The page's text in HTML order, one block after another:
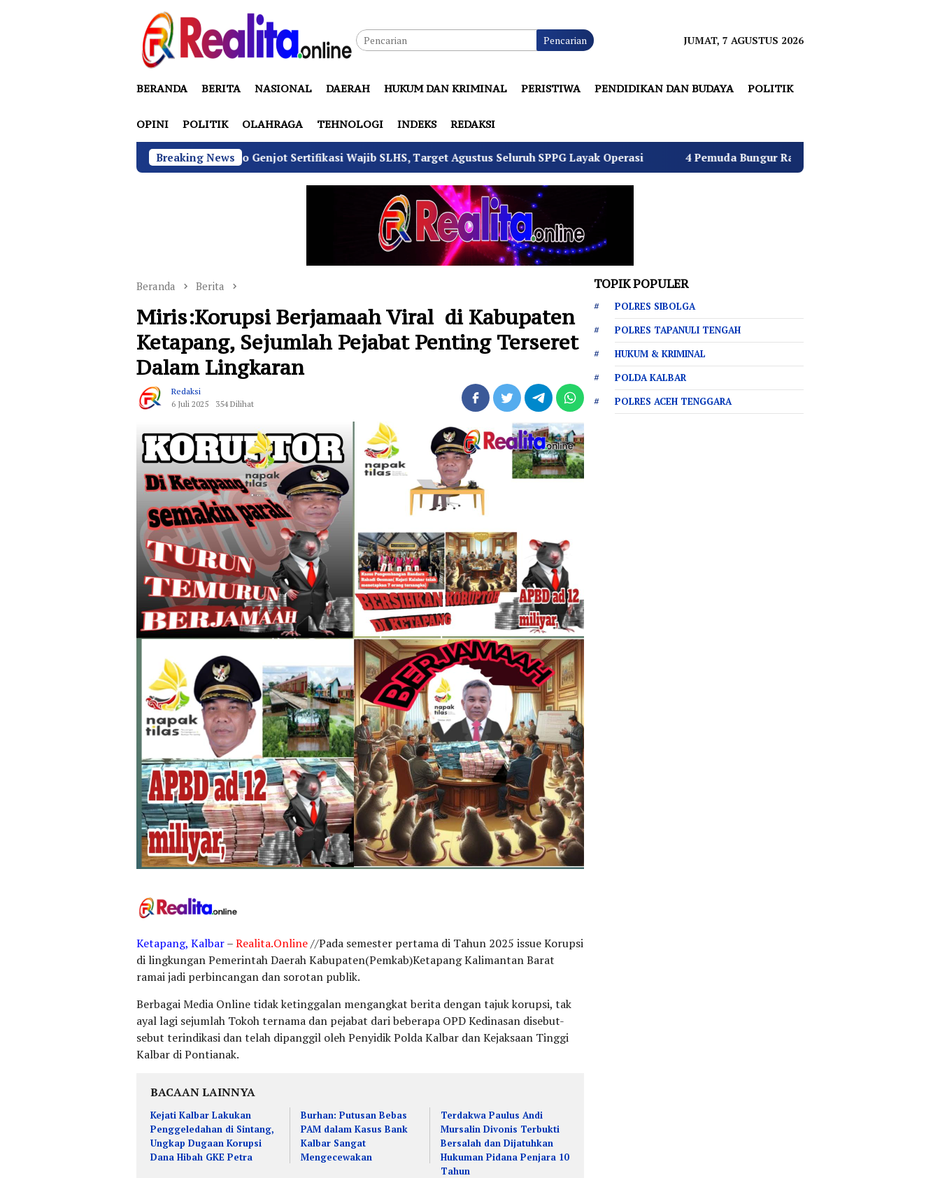
Pencarian JUMAT, 7 AGUSTUS 2026
BERANDA BERITA NASIONAL DAERAH HUKUM DAN KRIMINAL PERISTIWA PENDIDIKAN DAN BUDAYA POLITIK
OPINI POLITIK OLAHRAGA TEHNOLOGI INDEKS REDAKSI
Breaking News
BGN di Bawah Sudaryono Genjot Sertifikasi Wajib SLHS, Target Agustus Seluruh SPPG Layak Operasi 4 Pemuda Bungur Raya Bulatkan Dukungan untuk Hj. Desi Kurniati
Beranda Berita
Miris:Korupsi Berjamaah Viral di Kabupaten
Ketapang, Sejumlah Pejabat Penting Terseret
Dalam Lingkaran
Redaksi
6 Juli 2025
354 Dilihat
Ketapang, Kalbar–Realita.Online//Pada semester pertama di Tahun 2025 issue Korupsi
di lingkungan Pemerintah Daerah Kabupaten(Pemkab)Ketapang Kalimantan Barat
ramai jadi perbincangan dan sorotan publik.
Berbagai Media Online tidak ketinggalan mengangkat berita dengan tajuk korupsi, tak
ayal lagi sejumlah Tokoh ternama dan pejabat dari beberapa OPD Kedinasan disebut-
sebut terindikasi dan telah dipanggil oleh Penyidik Polda Kalbar dan Kejaksaan Tinggi
Kalbar di Pontianak.
BACAAN LAINNYA
Kejati Kalbar Lakukan
Penggeledahan di Sintang,
Ungkap Dugaan Korupsi
Dana Hibah GKE Petra
Burhan: Putusan Bebas
PAM dalam Kasus Bank
Kalbar Sangat
Mengecewakan
Terdakwa Paulus Andi
Mursalin Divonis Terbukti
Bersalah dan Dijatuhkan
Hukuman Pidana Penjara 10
Tahun
TOPIK POPULER
POLRES SIBOLGA
POLRES TAPANULI TENGAH
HUKUM & KRIMINAL
POLDA KALBAR
POLRES ACEH TENGGARA